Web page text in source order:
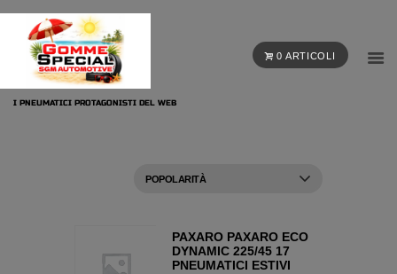
0 ARTICOLI
I PNEUMATICI PROTAGONISTI DEL WEB
PAXARO PAXARO ECO
DYNAMIC 225/45 17
PNEUMATICI ESTIVI